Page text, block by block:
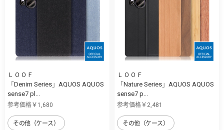
ＬＯＯＦ
「Denim Series」AQUOS AQUOS
sense7 pl...
参考価格￥1,680
その他（ケース）
ＬＯＯＦ
「Nature Series」AQUOS AQUOS
sense7 p...
参考価格￥2,481
その他（ケース）